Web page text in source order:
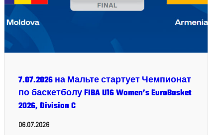
7.07.2026 на Мальте стартует Чемпионат
по баскетболу FIBA U16 Women’s EuroBasket
2026, Division C
06.07.2026